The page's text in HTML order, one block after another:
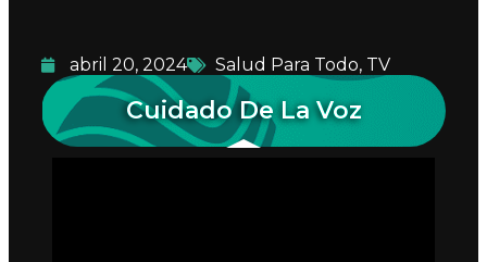
abril 20, 2024 Salud Para Todo, TV
Cuidado De La Voz